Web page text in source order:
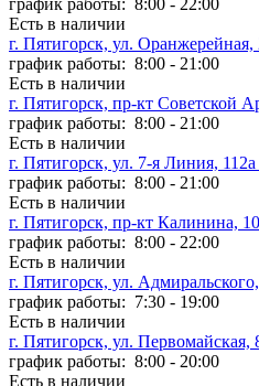
график работы: 8:00 - 22:00
Есть в наличии
г. Пятигорск, ул. Оранжерейная,
график работы: 8:00 - 21:00
Есть в наличии
г. Пятигорск, пр-кт Советской
график работы: 8:00 - 21:00
Есть в наличии
г. Пятигорск, ул. 7-я Линия, 112а
график работы: 8:00 - 21:00
Есть в наличии
г. Пятигорск, пр-кт Калинина,
график работы: 8:00 - 22:00
Есть в наличии
г. Пятигорск, ул.
график работы: 7:30 - 19:00
Есть в наличии
г. Пятигорск, ул. Первомайская,
график работы: 8:00 - 20:00
Есть в наличии